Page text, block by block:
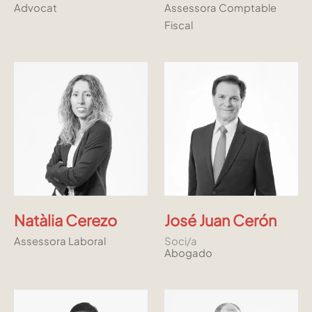
Advocat
Assessora Comptable
Fiscal
Natàlia Cerezo
Assessora Laboral
José Juan Cerón
Soci/a
Abogado